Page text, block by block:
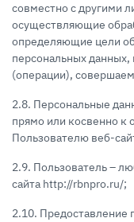
совместно с другими
осуществляющие
определяющие цели
персональных
(операции),
2.8. Персональные
прямо или косвенно к
Пользователю веб-
2.9. Пользователь –
сайта http://rbnpro.ru/;
2.10. Предоставление